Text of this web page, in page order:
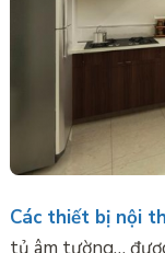
Các thiết bị nội